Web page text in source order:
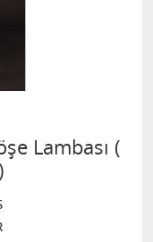
Lambası (